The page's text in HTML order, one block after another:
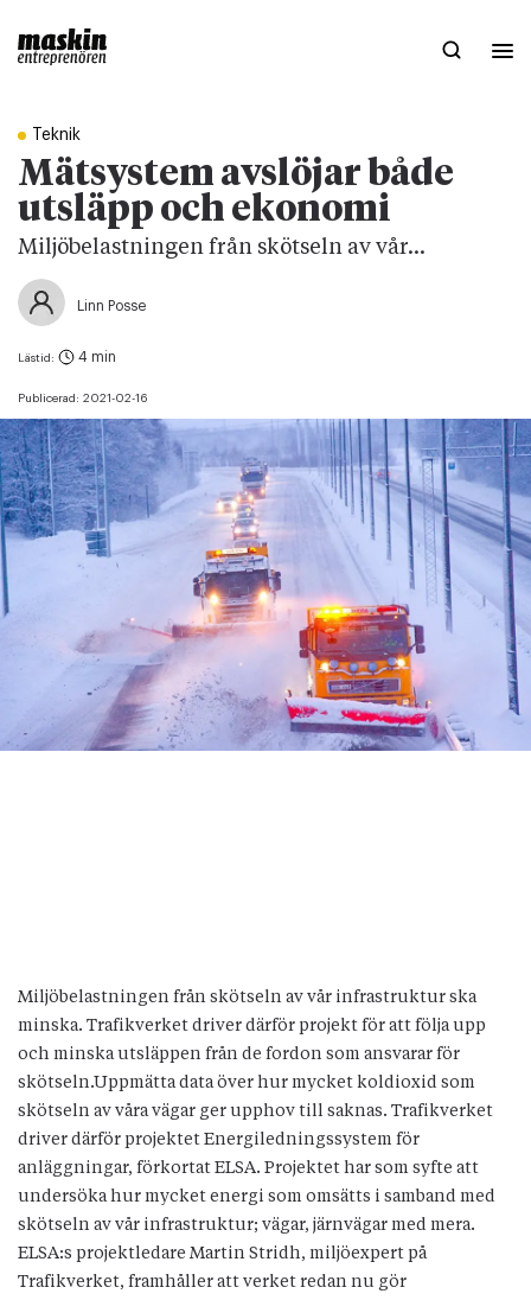
Teknik
Mätsystem avslöjar både
utsläpp och ekonomi
Miljöbelastningen från skötseln av vår...
Linn Posse
Publicerad: 2021-02-16
Lästid: 4 min
Miljöbelastningen från skötseln av vår infrastruktur ska
minska. Trafikverket driver därför projekt för att följa upp
och minska utsläppen från de fordon som ansvarar för
skötseln.Uppmätta data över hur mycket koldioxid som
skötseln av våra vägar ger upphov till saknas. Trafikverket
driver därför projektet Energiledningssystem för
anläggningar, förkortat ELSA. Projektet har som syfte att
undersöka hur mycket energi som omsätts i samband med
skötseln av vår infrastruktur; vägar, järnvägar med mera.
ELSA:s projektledare Martin Stridh, miljöexpert på
Trafikverket, framhåller att verket redan nu gör